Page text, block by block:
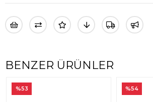
BENZER ÜRÜNLER
%53 %54